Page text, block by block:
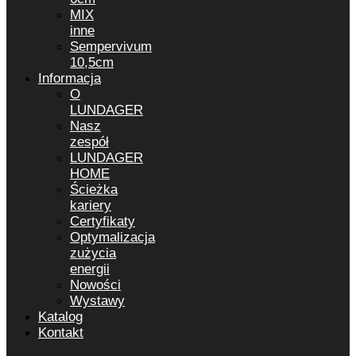
MIX
inne
Sempervivum
10,5cm
Informacja
O
LUNDAGER
Nasz
zespół
LUNDAGER
HOME
Ścieżka
kariery
Certyfikaty
Optymalizacja
zużycia
energii
Nowości
Wystawy
Katalog
Kontakt